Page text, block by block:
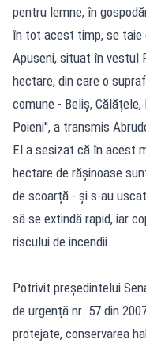
pentru lemne, în
în tot acest timp, se taie
Apuseni, situat în vestul
hectare, din care o
comune - Beliș, Călățele,
Poieni'', a transmis
El a sesizat că în acest
hectare de rășinoase
de scoarță - și s-au
să se extindă rapid, iar
riscului de incendii.
Potrivit președintelui
de urgență nr. 57 din
protejate, conservarea